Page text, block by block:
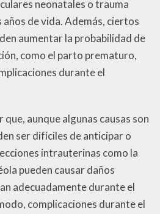
neonatales o trauma
de vida. Además, ciertos
aumentar la probabilidad de
como el parto prematuro,
durante el
aunque algunas causas son
ser difíciles de anticipar o
intrauterinas como la
pueden causar daños
adecuadamente durante el
complicaciones durante el